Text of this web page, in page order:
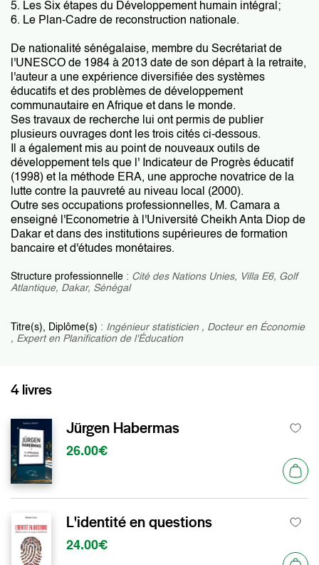
5. Les Six étapes du Développement humain intégral;
6. Le Plan-Cadre de reconstruction nationale.
De nationalité sénégalaise, membre du Secrétariat de
l'UNESCO de 1984 à 2013 date de son départ à la retraite,
l'auteur a une expérience diversifiée des systèmes
éducatifs et des problèmes de développement
communautaire en Afrique et dans le monde.
Ses travaux de recherche lui ont permis de publier
plusieurs ouvrages dont les trois cités ci-dessous.
Il a également mis au point de nouveaux outils de
développement tels que l' Indicateur de Progrès éducatif
(1998) et la méthode ERA, une approche novatrice de la
lutte contre la pauvreté au niveau local (2000).
Outre ses occupations professionnelles, M. Camara a
enseigné l'Econometrie à l'Université Cheikh Anta Diop de
Dakar et dans des institutions supérieures de formation
bancaire et d'études monétaires.
Structure professionnelle : Cité des Nations Unies, Villa E6, Golf
Atlantique, Dakar, Sénégal
Titre(s), Diplôme(s) : Ingénieur statisticien , Docteur en Économie
, Expert en Planification de l'Éducation
4 livres
Jürgen Habermas
26.00€
L'identité en questions
24.00€